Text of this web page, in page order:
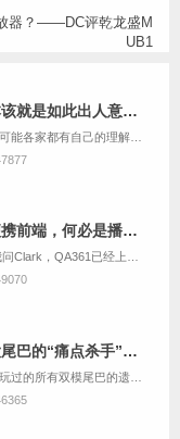
器？——DC评乾龙盛M
UB1
【转载】便携本该就是如此出人意料——乾龙盛MUB1评测
【转载】你的便携前端，何必是播放器？——DC评乾龙盛MUB1
【转载】双模大尾巴的“痛点杀手”——乾龙盛MUB1